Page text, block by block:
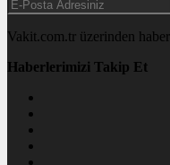
Vakit.com.tr üzerinden
Haberlerimizi Takip Et